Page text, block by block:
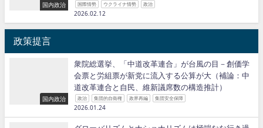
国内政治 国際情勢 ウクライナ情勢 政治
2026.02.12
政策提言
国内政治
衆院総選挙、「中道改革連合」が台風の目－創価学
会票と労組票が新党に流入する公算が大（補論：中
道改革連合と自民、維新議席数の構造推計）
政治 集団的自衛権 政界再編 集団安全保障
2026.01.24